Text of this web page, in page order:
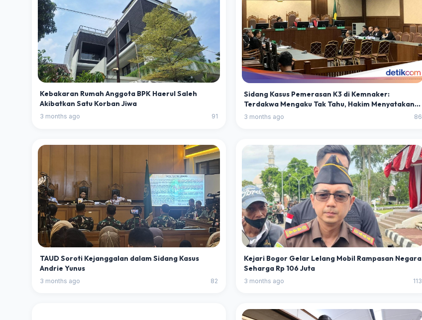
Kebakaran Rumah Anggota BPK Haerul Saleh
Akibatkan Satu Korban Jiwa
3 months ago 91
Sidang Kasus Pemerasan K3 di Kemnaker:
Terdakwa Mengaku Tak Tahu, Hakim Menyatakan
Terserah
3 months ago 86
TAUD Soroti Kejanggalan dalam Sidang Kasus
Andrie Yunus
3 months ago 82
Kejari Bogor Gelar Lelang Mobil Rampasan Negara
Seharga Rp 106 Juta
3 months ago 113